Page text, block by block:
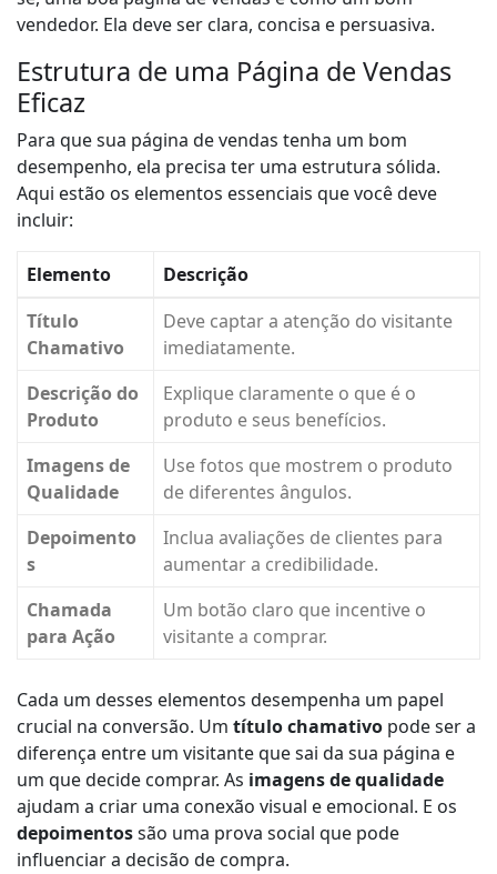
vendedor. Ela deve ser clara, concisa e persuasiva.
Estrutura de uma Página de Vendas
Eficaz
Para que sua página de vendas tenha um bom
desempenho, ela precisa ter uma estrutura sólida.
Aqui estão os elementos essenciais que você deve
incluir:
Elemento
Descrição
Título
Chamativo
Deve captar a atenção do visitante
imediatamente.
Descrição do
Produto
Explique claramente o que é o
produto e seus benefícios.
Imagens de
Qualidade
Use fotos que mostrem o produto
de diferentes ângulos.
Depoimento
s
Inclua avaliações de clientes para
aumentar a credibilidade.
Chamada
para Ação
Um botão claro que incentive o
visitante a comprar.
Cada um desses elementos desempenha um papel
crucial na conversão. Um título chamativo pode ser a
diferença entre um visitante que sai da sua página e
um que decide comprar. As imagens de qualidade
ajudam a criar uma conexão visual e emocional. E os
depoimentossão uma prova social que pode
influenciar a decisão de compra.